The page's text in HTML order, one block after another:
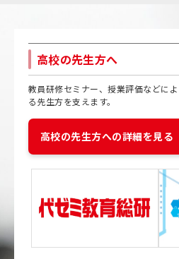
高校の先生方へ
教員研修セミナー、授業評価などに
る先生方を支えます。
高校の先生方への詳細を見る